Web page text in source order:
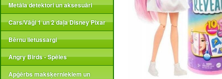
Metāla detektori un aksesuāri
Cars/Vāģi 1 un 2 daļa Disney Pixar
Bērnu lietussargi
Angry Birds - Spēles
Apģērbs makšķerniekiem un